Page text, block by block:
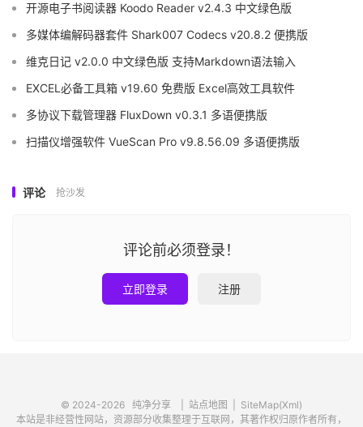
开源电子书阅读器 Koodo Reader v2.4.3 中文绿色版
多媒体编解码器套件 Shark007 Codecs v20.8.2 便携版
维克日记 v2.0.0 中文绿色版 支持Markdown语法输入
EXCEL必备工具箱 v19.60 免费版 Excel高效工具软件
多协议下载管理器 FluxDown v0.3.1 多语便携版
扫描仪增强软件 VueScan Pro v9.8.56.09 多语便携版
评论 抢沙发
评论前必须登录！
立即登录 注册
© 2024-2026 纯净分享 站点地图
SiteMap(Xml)
本站是非经营性网站，资源部分收集整理于互联网，其著作权归原作者所有，